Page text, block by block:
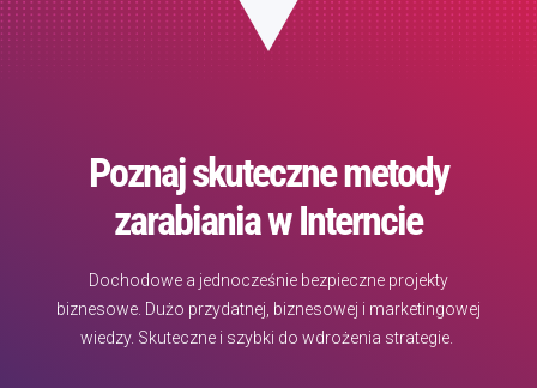
Poznaj skuteczne metody
zarabiania w Interncie
Dochodowe a jednocześnie bezpieczne projekty
biznesowe. Dużo przydatnej, biznesowej i marketingowej
wiedzy. Skuteczne i szybki do wdrożenia strategie.